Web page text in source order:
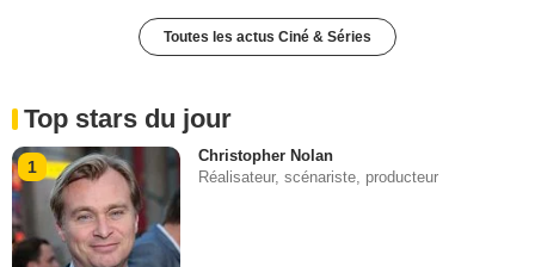
Toutes les actus Ciné & Séries
Top stars du jour
1
Christopher Nolan
Réalisateur, scénariste, producteur